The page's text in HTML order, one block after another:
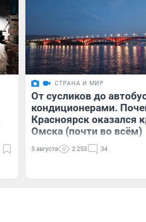
СТРАНА И МИР
От сусликов до
кондиционерами.
Красноярск оказался
Омска (почти во всём)
5 августа 2 253 34